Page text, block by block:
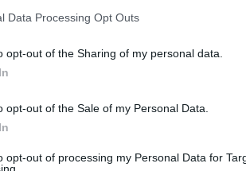
Data Processing Opt Outs
opt-out of the Sharing of my personal data.
opt-out of the Sale of my Personal Data.
opt-out of processing my Personal Data for
la crisi, a dicembre Cna
una crescita di richieste per i
+30% rispetto al 2010. Un dato in
rispetto all'andamento dei
che l'originalità del pezzo unico
valore aggiunto al regalo. Ma
giusto e l'indirizzo che stai
un regalo originale e last
americana